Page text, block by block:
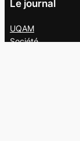
Le journal
UQAM
Société